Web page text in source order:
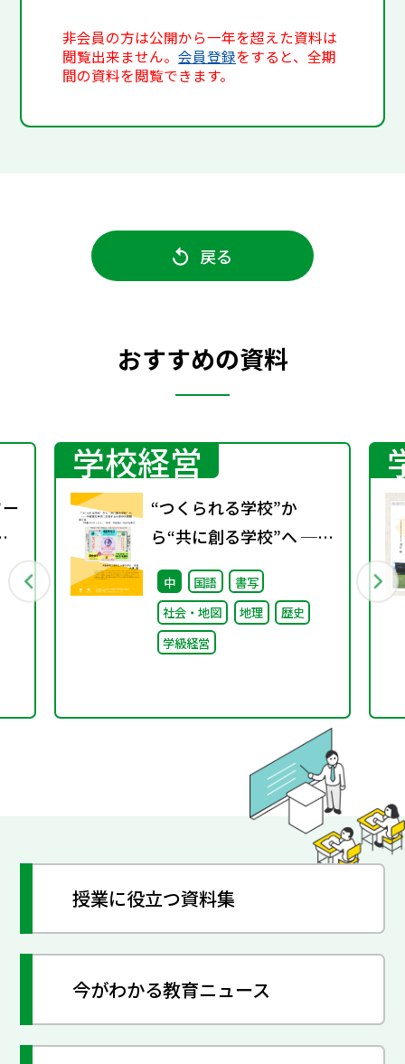
非会員の方は公開から一年を超えた資料は
閲覧出来ません。会員登録をすると、全期
間の資料を閲覧できます。
戻る
おすすめの資料
学校経営
“つくられる学校”か
ら“共に創る学校”へ ──
不確実な時代に応答する
小津中の実践 第三回
「共創プロジェク
ト」“好き”が社会とつな
中 国語
書写
社会・地図
地理
歴史
学級経営
授業に役立つ資料集
今がわかる教育ニュース